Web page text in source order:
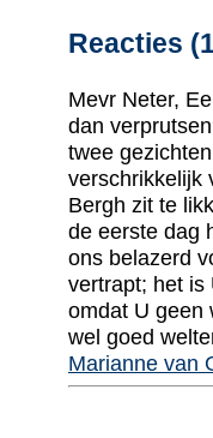
Reacties
Mevr Neter,
dan
twee
verschrikkelijk
Bergh zit te
de eerste dag
ons belazerd
vertrapt; het is
omdat U geen
wel goed
Marianne van